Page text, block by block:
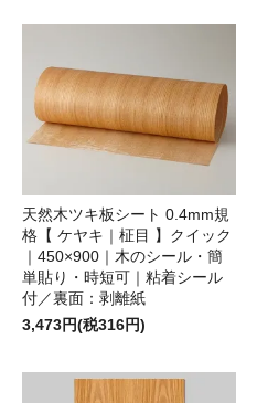
天然木ツキ板シート 0.4mm規
格【 ケヤキ｜柾目 】クイック
｜450×900｜木のシール・簡
単貼り・時短可｜粘着シール
付／裏面：剥離紙
3,473円(税316円)